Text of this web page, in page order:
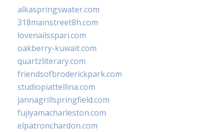
alkaspringswater.com
318mainstreet8h.com
lovenailsspari.com
oakberry-kuwait.com
quartzliterary.com
friendsofbroderickpark.com
studiopiattellina.com
jannagrillspringfield.com
fujiyamacharleston.com
elpatronchardon.com